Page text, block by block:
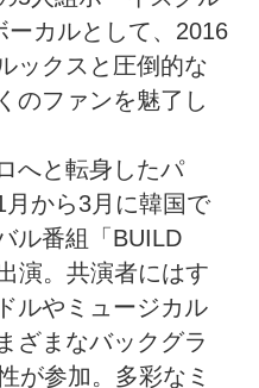
ーカルとして、2016
ックスと圧倒的な
のファンを魅了し
へと転身したパ
から3月に韓国で
ル番組「BUILD
演。共演者にはす
ルやミュージカル
ざまなバックグラ
が参加。多彩なミ